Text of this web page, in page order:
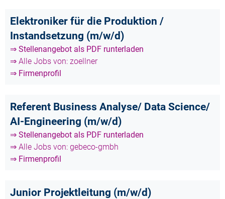
Elektroniker für die Produktion /
Instandsetzung (m/w/d)
⇒ Stellenangebot als PDF runterladen
⇒ Alle Jobs von: zoellner
⇒ Firmenprofil
Referent Business Analyse/ Data Science/
AI-Engineering (m/w/d)
⇒ Stellenangebot als PDF runterladen
⇒ Alle Jobs von: gebeco-gmbh
⇒ Firmenprofil
Junior Projektleitung (m/w/d)